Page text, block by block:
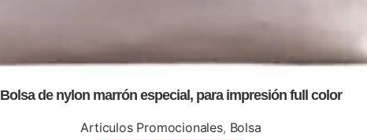
Bolsa de nylon marrón especial, para impresión full color
Articulos Promocionales, Bolsa